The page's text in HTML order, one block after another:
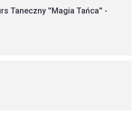
Taneczny ''Magia Tańca'' -